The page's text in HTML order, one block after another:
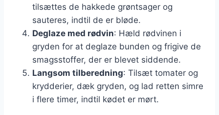
tilsættes de hakkede grøntsager og
sauteres, indtil de er bløde.
Deglaze med rødvin: Hæld rødvinen i
gryden for at deglaze bunden og frigive de
smagsstoffer, der er blevet siddende.
Langsom tilberedning: Tilsæt tomater og
krydderier, dæk gryden, og lad retten simre
i flere timer, indtil kødet er mørt.